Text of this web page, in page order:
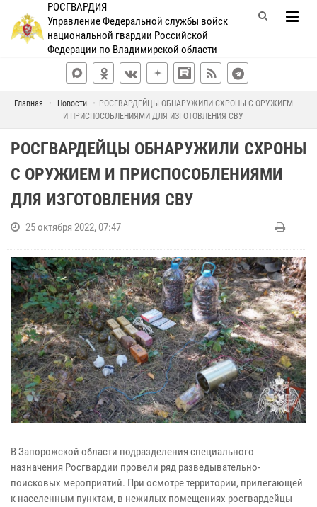
РОСГВАРДИЯ
Управление Федеральной службы войск
национальной гвардии Российской
Федерации по Владимирской области
Главная Новости
РОСГВАРДЕЙЦЫ ОБНАРУЖИЛИ СХРОНЫ С ОРУЖИЕМ
И ПРИСПОСОБЛЕНИЯМИ ДЛЯ ИЗГОТОВЛЕНИЯ СВУ
РОСГВАРДЕЙЦЫ ОБНАРУЖИЛИ СХРОНЫ
С ОРУЖИЕМ И ПРИСПОСОБЛЕНИЯМИ
ДЛЯ ИЗГОТОВЛЕНИЯ СВУ
25 октября 2022, 07:47
В Запорожской области подразделения специального
назначения Росгвардии провели ряд разведывательно-
поисковых мероприятий. При осмотре территории, прилегающей
к населенным пунктам, в нежилых помещениях росгвардейцы